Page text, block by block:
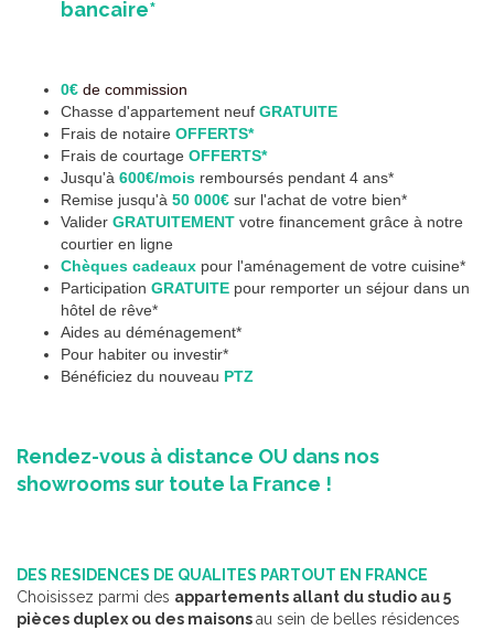
bancaire*
0€ de commission
Chasse d'appartement neuf GRATUITE
Frais de notaire OFFERTS*
Frais de courtage OFFERTS*
Jusqu'à 600€/mois remboursés pendant 4 ans*
Remise jusqu'à 50 000€ sur l'achat de votre bien*
Valider GRATUITEMENT votre financement grâce à notre
courtier en ligne
Chèques cadeaux pour l'aménagement de votre cuisine*
Participation GRATUITE pour remporter un séjour dans un
hôtel de rêve*
Aides au déménagement*
Pour habiter ou investir*
Bénéficiez du nouveau PTZ
Rendez-vous à distance OU dans nos
showrooms sur toute la France !
DES RESIDENCES DE QUALITES PARTOUT EN FRANCE
Choisissez parmi des appartements allant du studio au 5
pièces duplex ou des maisonsau sein de belles résidences